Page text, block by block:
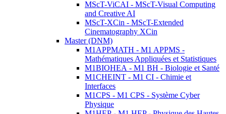
MScT-ViCAI - MScT-Visual Computing
and Creative AI
MScT-XCin - MScT-Extended
Cinematography XCin
Master (DNM)
M1APPMATH - M1 APPMS -
Mathématiques Appliquées et Statistiques
M1BIOHEA - M1 BH - Biologie et Santé
M1CHEINT - M1 CI - Chimie et
Interfaces
M1CPS - M1 CPS - Système Cyber
Physique